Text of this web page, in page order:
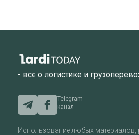
- все о логистике и
Telegram
канал
Использование любых материалов,